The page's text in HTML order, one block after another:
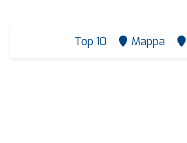
Top 10 Mappa